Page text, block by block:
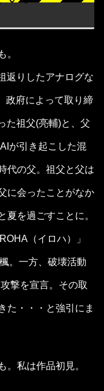
。
返りしたアナログな
政府によって取り締
た祖父(亮輔)と、父
が引き起こした混
代の父。祖父と父は
に会ったことがなか
夏を過ごすことに。
（イロハ）」
。一方、破壊活動
撃を宣言。その取
た・・・と強引にま
。私は作品初見。